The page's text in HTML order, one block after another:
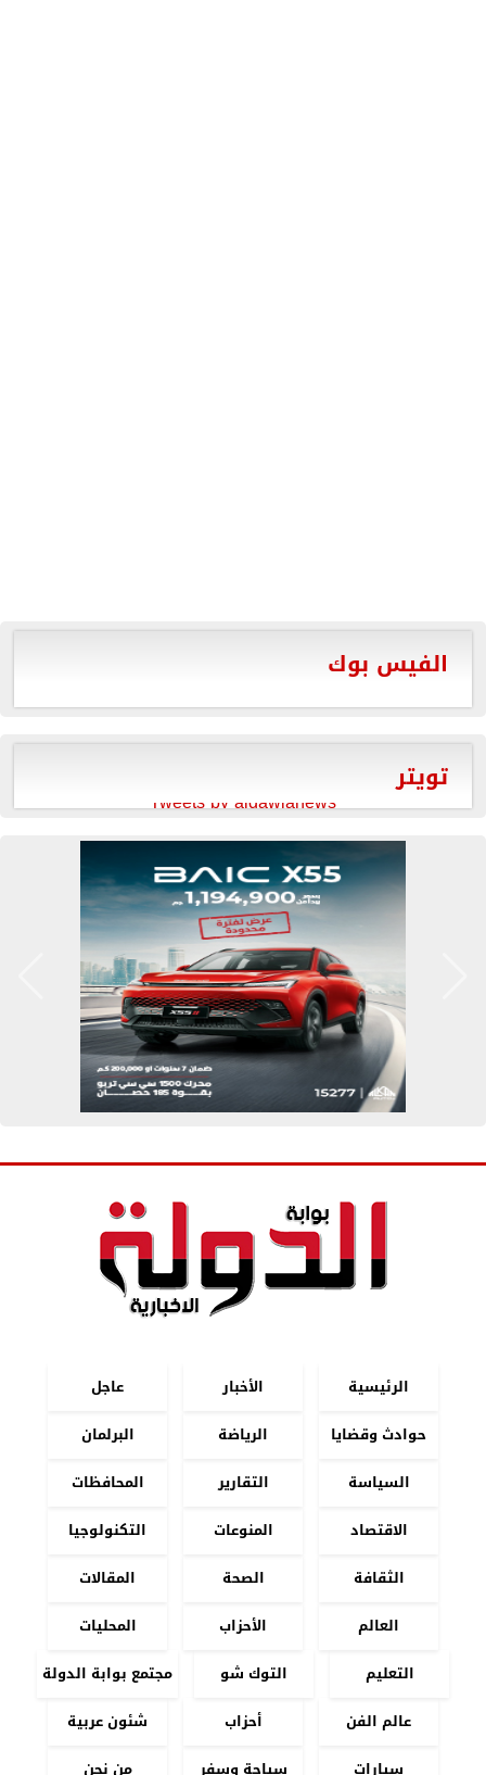
الفيس بوك
تويتر
Tweets by aldawlanews
الرئيسية الأخبار
عاجل
حوادث وقضايا
الرياضة
البرلمان
السياسة
التقارير
المحافظات
الاقتصاد
المنوعات
التكنولوجيا
الثقافة
الصحة
المقالات
العالم
الأحزاب
المحليات
التعليم
التوك شو
مجتمع بوابة الدولة
عالم الفن
أحزاب
شئون عربية
سيارات
سياحة وسفر من نحن